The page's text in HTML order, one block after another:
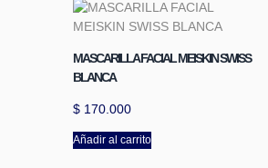
MASCARILLA FACIAL MEISKIN SWISS
BLANCA
$ 170.000
Añadir al carrito